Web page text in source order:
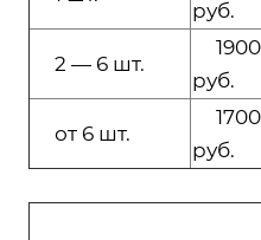
руб.
2 — 6 шт.
1900
руб.
от 6 шт.
1700
руб.